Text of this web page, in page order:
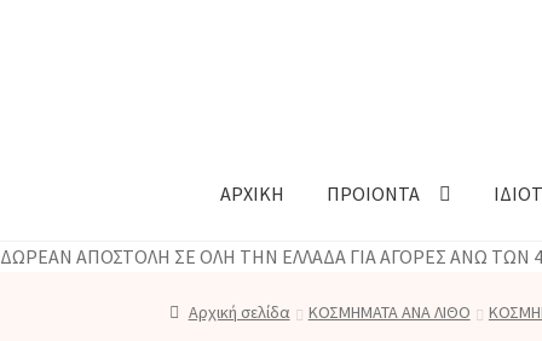
ΑΡΧΙΚΗ ΠΡΟΙΟΝΤΑ
ΔΩΡΕΑΝ ΑΠΟΣΤΟΛΗ ΣΕ ΟΛΗ ΤΗΝ ΕΛΛΑΔΑ ΓΙΑ ΑΓΟΡΕΣ ΑΝΩ ΤΩΝ
Αρχική σελίδα ΚΟΣΜΗΜΑΤΑ ΑΝΑ ΛΙΘΟ